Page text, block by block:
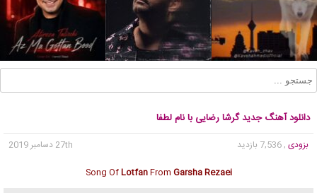
دانلود آهنگ جدید گرشا رضایی با نام لطفا
بزودی , 7,536 بازدید
27th دسامبر 2019
Song OfLotfanFrom Garsha Rezaei